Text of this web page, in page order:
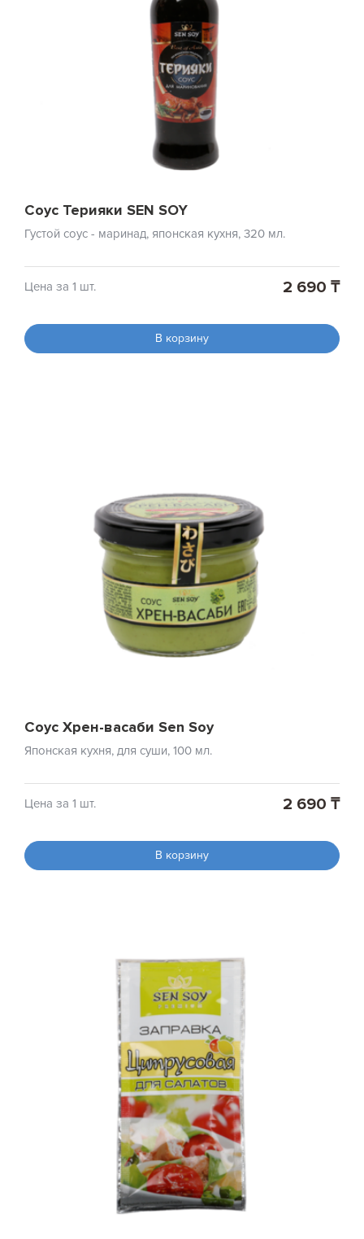
Соус Терияки SEN SOY
Густой соус - маринад, японская кухня, 320 мл.
Цена за 1 шт. 2 690 ₸
В корзину
Соус Хрен-васаби Sen Soy
Японская кухня, для суши, 100 мл.
Цена за 1 шт. 2 690 ₸
В корзину